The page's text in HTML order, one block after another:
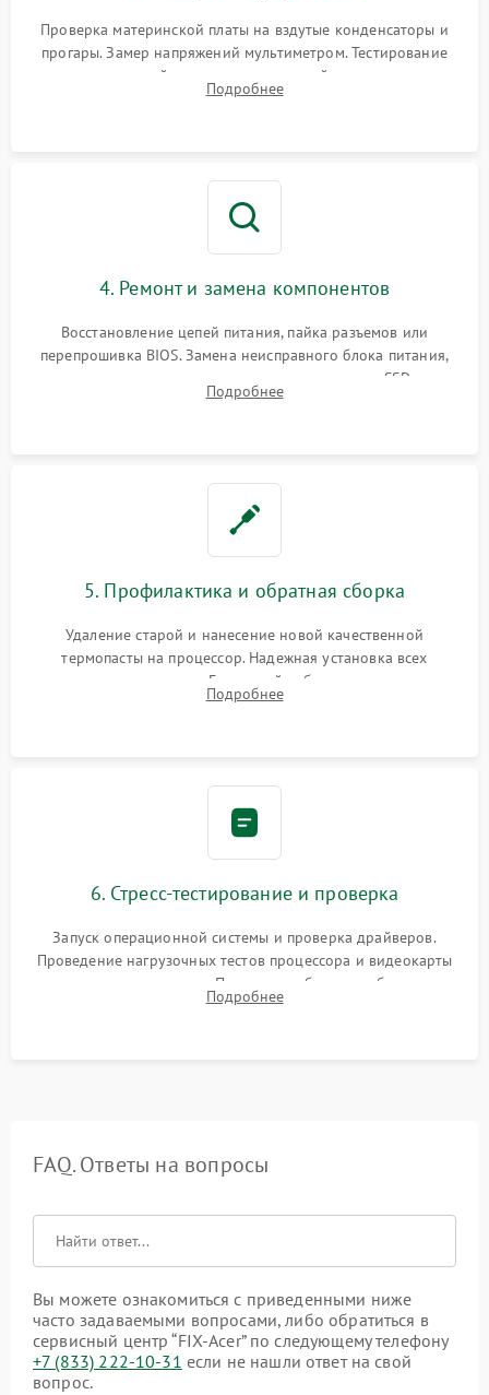
Проверка материнской платы на вздутые конденсаторы и
прогары. Замер напряжений мультиметром. Тестирование
оперативной памяти и накопителей с помощью
диагностического ПО для выявления сбойных секторов и
Подробнее
4. Ремонт и замена компонентов
Восстановление цепей питания, пайка разъемов или
перепрошивка BIOS. Замена неисправного блока питания,
видеокарты, процессора или установка нового SSD для
восстановления и повышения скорости работы системы.
Подробнее
5. Профилактика и обратная сборка
Удаление старой и нанесение новой качественной
термопасты на процессор. Надежная установка всех
комплектующих в слоты. Грамотный кабель-менеджмент для
обеспечения правильной циркуляции воздуха внутри
Подробнее
6. Стресс-тестирование и проверка
Запуск операционной системы и проверка драйверов.
Проведение нагрузочных тестов процессора и видеокарты
для контроля температур. Проверка работоспособности всех
USB-портов, аудиовыходов и сетевого подключения.
Подробнее
FAQ. Ответы на вопросы
Вы можете ознакомиться с приведенными ниже
часто задаваемыми вопросами, либо обратиться в
сервисный центр “FIX-Acer” по следующему телефону
+7 (833) 222-10-31 если не нашли ответ на свой
вопрос.